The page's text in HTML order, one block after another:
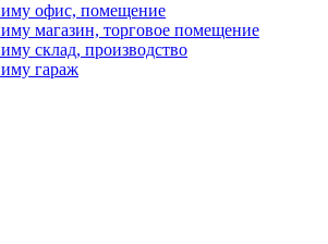
офис, помещение
магазин, торговое помещение
склад, производство
гараж